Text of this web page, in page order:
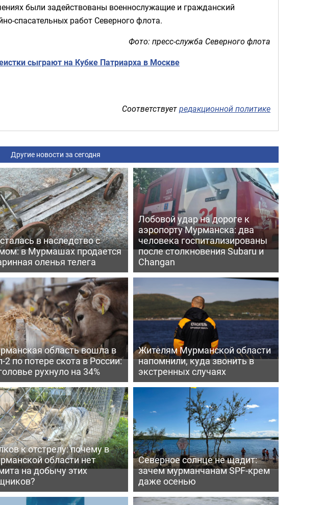
были задействованы военнослужащие и гражданский
спасательных работ Северного флота.
Фото: пресс-служба Северного флота
сыграют на Кубке Патриарха в Москве
Соответствуетредакционной политике
Другие новости за сегодня
в наследство с
в Мурмашах продается
оленья телега
Лобовой удар на дороге к
аэропорту Мурманска: два
человека госпитализированы
после столкновения Subaru и
Changan
область вошла в
2 по потере скота в России:
рухнуло на 34%
Жителям Мурманской области
напомнили, куда звонить в
экстренных случаях
к отстрелу: почему в
области нет
на добычу этих
Северное солнце не щадит:
зачем мурманчанам SPF-крем
даже осенью